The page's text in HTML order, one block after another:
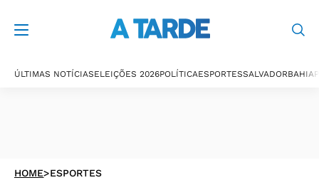
ÚLTIMAS NOTÍCIASELEIÇÕES 2026POLÍTICAESPORTESSALVADORBAHIA
HOME>ESPORTES